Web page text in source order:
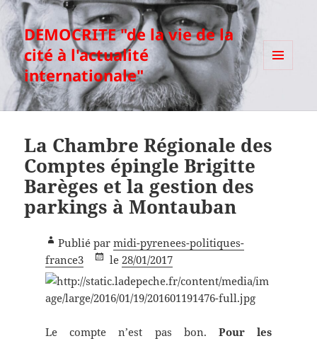
DEMOCRITE "de la vie de la
cité à l'actualité
internationale"
La Chambre Régionale des
Comptes épingle Brigitte
Barèges et la gestion des
parkings à Montauban
Publié par midi-pyrenees-politiques-
france3
le 28/01/2017
Le compte n’est pas bon.Pour les